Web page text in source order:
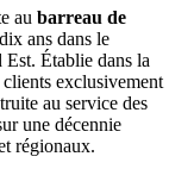
au barreau de
ans dans le
Établie dans la
clients exclusivement
au service des
une décennie
régionaux.